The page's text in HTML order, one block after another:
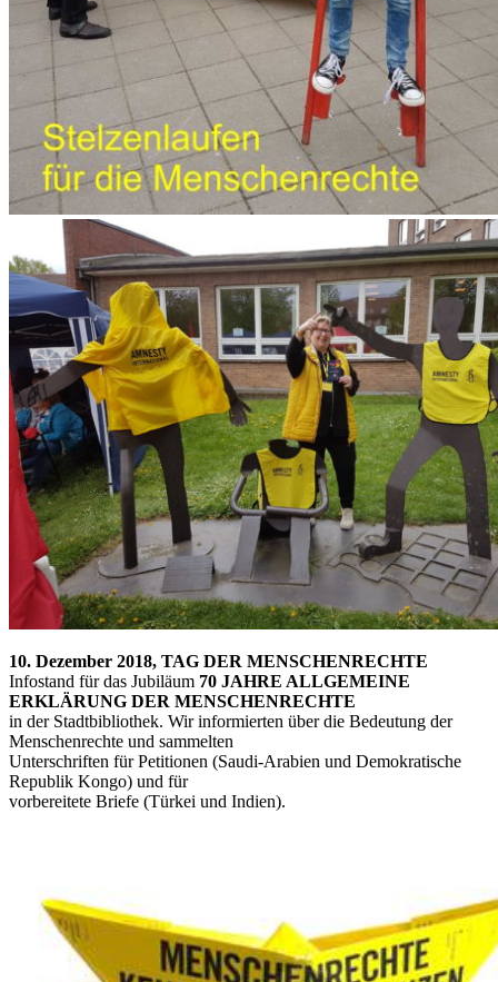
10. Dezember 2018, TAG DER MENSCHENRECHTE
Infostand für das Jubiläum 70 JAHRE ALLGEMEINE
ERKLÄRUNG DER MENSCHENRECHTE
in der Stadtbibliothek. Wir informierten über die Bedeutung der
Menschenrechte und sammelten
Unterschriften für Petitionen (Saudi-Arabien und Demokratische
Republik Kongo) und für
vorbereitete Briefe (Türkei und Indien).